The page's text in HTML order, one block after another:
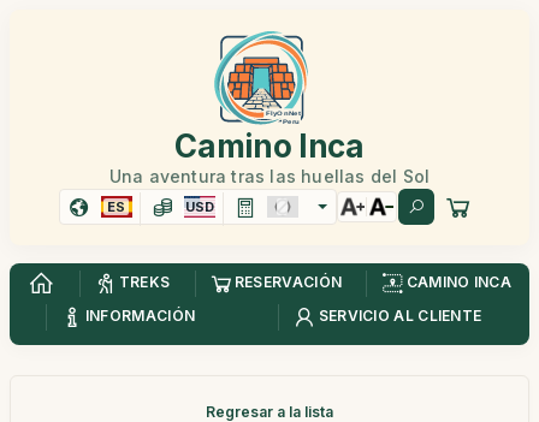
Camino Inca
Una aventura tras las huellas del Sol
ES USD
TREKS RESERVACIÓN
CAMINO INCA
INFORMACIÓN
SERVICIO AL CLIENTE
Regresar a la lista